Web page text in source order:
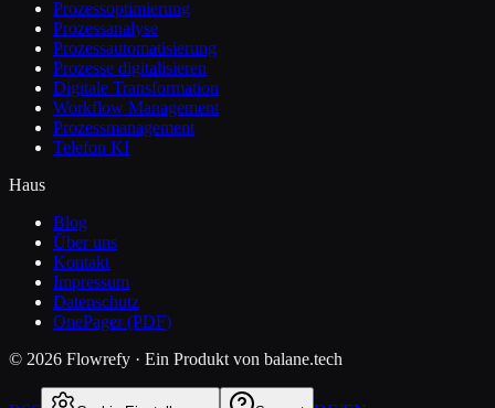
Prozessoptimierung
Prozessanalyse
Prozessautomatisierung
Prozesse digitalisieren
Digitale Transformation
Workflow Management
Prozessmanagement
Telefon KI
Haus
Blog
Über uns
Kontakt
Impressum
Datenschutz
OnePager (PDF)
© 2026 Flowrefy · Ein Produkt von balane.tech